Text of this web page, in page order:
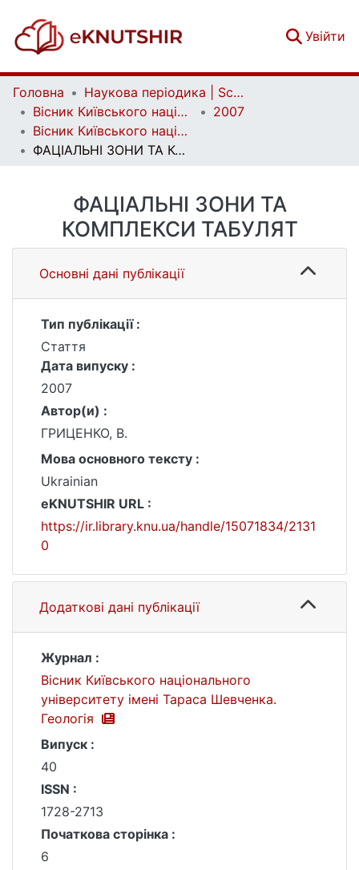
Увійти
Головна
Наукова періодика | Scientific periodicals
Вісник Київського національного університету імені Тараса Шевченка. Геологія | Visnyk of Taras Shevchenko National University of Kyiv. Geology
2007
Вісник Київського національного університету імені Тараса Шевченка. Геологія. Вип. 40
ФАЦІАЛЬНІ ЗОНИ ТА КОМПЛЕКСИ ТАБУЛЯТ
ФАЦІАЛЬНІ ЗОНИ ТА
КОМПЛЕКСИ ТАБУЛЯТ
Основні дані публікації
Тип публікації :
Стаття
Дата випуску :
2007
Автор(и) :
ГРИЦЕНКО, В.
Мова основного тексту :
Ukrainian
eKNUTSHIR URL :
https://ir.library.knu.ua/handle/15071834/2131
0
Додаткові дані публікації
Журнал :
Вісник Київського національного
університету імені Тараса Шевченка.
Геологія
Випуск :
40
ISSN :
1728-2713
Початкова сторінка :
6